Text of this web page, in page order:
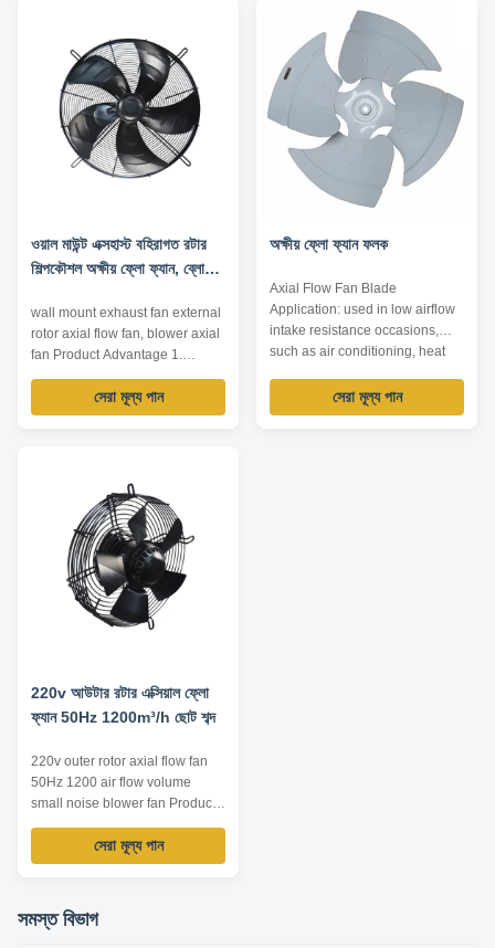
start-up and low start-up ...
Backward Centrifugal Fan 180-
560 220/380 20-2000 250-
10000 Snail Centrifugal Fan
120-500 220/380 100-2000
1000...
ওয়াল মাউন্ট এক্সহাস্ট বহিরাগত রটার
শিল্পকৌশল অক্ষীয় ফ্লো ফ্যান, ব্লোয়ার
wall mount exhaust fan external
rotor axial flow fan, blower axial
fan Product Advantage 1.
compact structure and small
size Integral design of motor
makes the whole structure more
speed regulation range, smooth
start-up and low start-up current
সেরা মূল্য পান
অক্ষীয় ফ্লো ফ্যান ফলক
Axial Flow Fan Blade
Application: used in low airflow
intake resistance occasions,
such as air conditioning, heat
radiation... Impeller Diameter:
230~760mm Air Volume:
সেরা মূল্য পান
220v আউটার রটার এক্সিয়াল ফ্লো
ফ্যান 50Hz 1200m³/h ছোট শব্দ
220v outer rotor axial flow fan
50Hz 1200 air flow volume
small noise blower fan Product
Advantage 1. compact structure
and small size Integral design of
motor makes the whole structure
dimension reduced. 2. wide
speed regulation range, smooth
সেরা মূল্য পান
সমস্ত বিভাগ